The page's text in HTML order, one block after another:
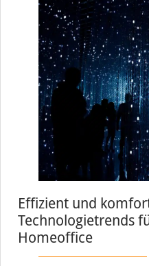
Effizient und
Technologietrends
Homeoffice